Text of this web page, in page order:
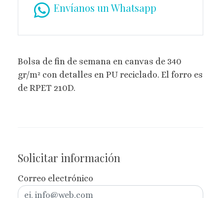
Envíanos un Whatsapp
Bolsa de fin de semana en canvas de 340
gr/m² con detalles en PU reciclado. El forro es
de RPET 210D.
Solicitar información
Correo electrónico